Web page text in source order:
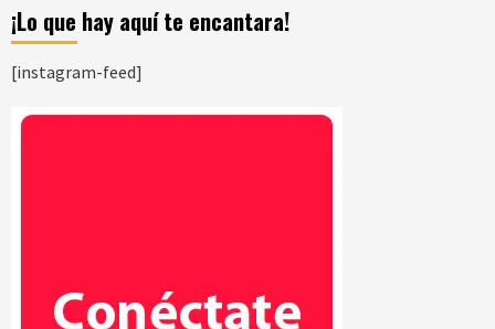
¡Lo que hay aquí te encantara!
[instagram-feed]